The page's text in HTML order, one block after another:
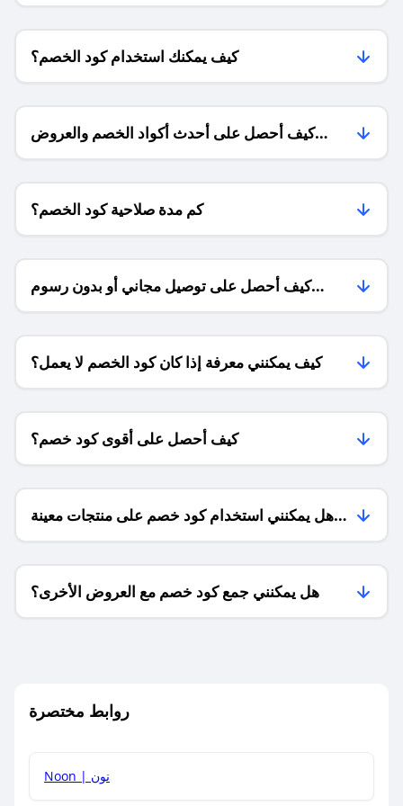
كيف يمكنك استخدام كود الخصم؟
كيف أحصل على أحدث أكواد الخصم والعروض
للمتاجر؟
كم مدة صلاحية كود الخصم؟
كيف أحصل على توصيل مجاني أو بدون رسوم
الشحن ؟
كيف يمكنني معرفة إذا كان كود الخصم لا يعمل؟
كيف أحصل على أقوى كود خصم؟
هل يمكنني استخدام كود خصم على منتجات معينة
فقط؟
هل يمكنني جمع كود خصم مع العروض الأخرى؟
روابط مختصرة
Noon | نون